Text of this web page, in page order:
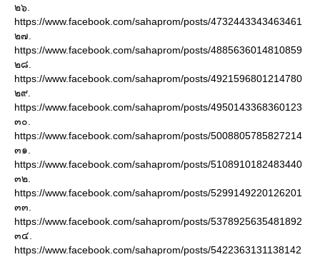
๒๖.
https://www.facebook.com/sahaprom/posts/4732443343463461
๒๗.
https://www.facebook.com/sahaprom/posts/4885636014810859
๒๘.
https://www.facebook.com/sahaprom/posts/4921596801214780
๒๙.
https://www.facebook.com/sahaprom/posts/4950143368360123
๓๐.
https://www.facebook.com/sahaprom/posts/5008805785827214
๓๑.
https://www.facebook.com/sahaprom/posts/5108910182483440
๓๒.
https://www.facebook.com/sahaprom/posts/5299149220126201
๓๓.
https://www.facebook.com/sahaprom/posts/5378925635481892
๓๔.
https://www.facebook.com/sahaprom/posts/5422363131138142